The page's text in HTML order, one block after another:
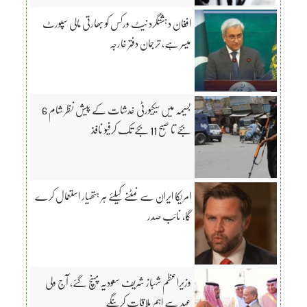
افغان دہشتگرد نیٹ ورکس کو بھارتی مالی سپورٹ
میسر ہے، ترجمان دفتر خارجہ
بسیمہ میں سیکیورٹی خدشات کے پیش نظر شام 6
بجے تا صبح 11 بجے تک کرفیو نافذ
امریکا ایران سے نمٹنے کیلئے ہر ہتھیار استعمال کرے
گا، نائب صدر
وزیراعظم شہباز شریف سعودیہ پہنچ گئے، آج ولی